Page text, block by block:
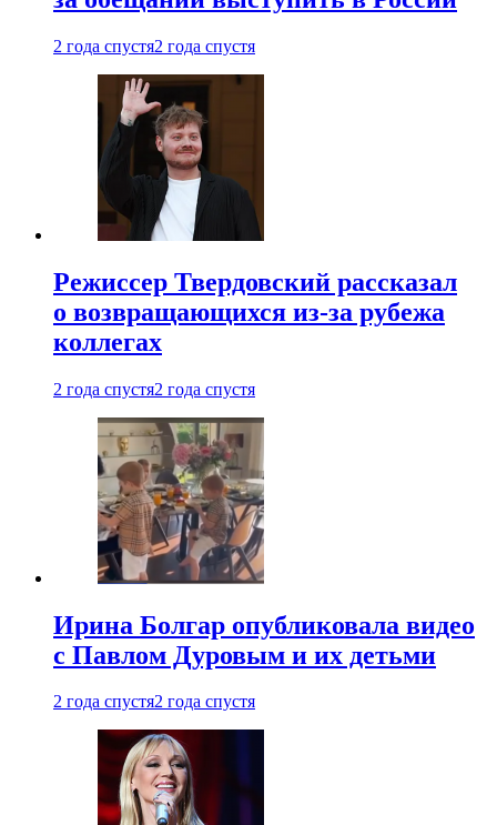
2 года спустя2 года спустя
Режиссер Твердовский рассказал
о возвращающихся из-за рубежа
коллегах
2 года спустя2 года спустя
Ирина Болгар опубликовала видео
с Павлом Дуровым и их детьми
2 года спустя2 года спустя